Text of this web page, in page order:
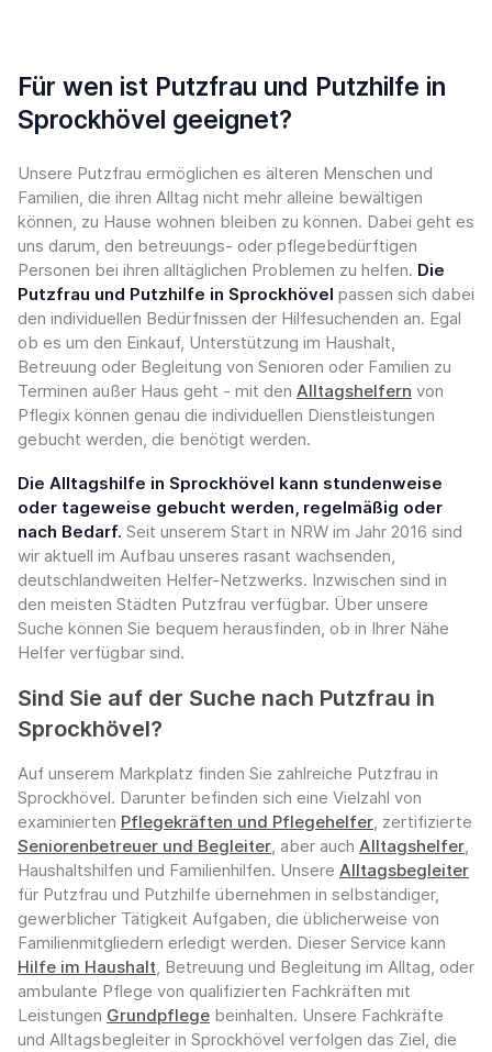
Für wen ist Putzfrau und Putzhilfe in
Sprockhövel geeignet?
Unsere Putzfrau ermöglichen es älteren Menschen und
Familien, die ihren Alltag nicht mehr alleine bewältigen
können, zu Hause wohnen bleiben zu können. Dabei geht es
uns darum, den betreuungs- oder pflegebedürftigen
Personen bei ihren alltäglichen Problemen zu helfen. Die
Putzfrau und Putzhilfe in Sprockhövel passen sich dabei
den individuellen Bedürfnissen der Hilfesuchenden an. Egal
ob es um den Einkauf, Unterstützung im Haushalt,
Betreuung oder Begleitung von Senioren oder Familien zu
Terminen außer Haus geht - mit den Alltagshelfern von
Pflegix können genau die individuellen Dienstleistungen
gebucht werden, die benötigt werden.
Die Alltagshilfe in Sprockhövel kann stundenweise
oder tageweise gebucht werden, regelmäßig oder
nach Bedarf. Seit unserem Start in NRW im Jahr 2016 sind
wir aktuell im Aufbau unseres rasant wachsenden,
deutschlandweiten Helfer-Netzwerks. Inzwischen sind in
den meisten Städten Putzfrau verfügbar. Über unsere
Suche können Sie bequem herausfinden, ob in Ihrer Nähe
Helfer verfügbar sind.
Sind Sie auf der Suche nach Putzfrau in
Sprockhövel?
Auf unserem Markplatz finden Sie zahlreiche Putzfrau in
Sprockhövel. Darunter befinden sich eine Vielzahl von
examinierten Pflegekräften und Pflegehelfer, zertifizierte
Seniorenbetreuer und Begleiter, aber auch Alltagshelfer,
Haushaltshilfen und Familienhilfen. Unsere Alltagsbegleiter
für Putzfrau und Putzhilfe übernehmen in selbständiger,
gewerblicher Tätigkeit Aufgaben, die üblicherweise von
Familienmitgliedern erledigt werden. Dieser Service kann
Hilfe im Haushalt, Betreuung und Begleitung im Alltag, oder
ambulante Pflege von qualifizierten Fachkräften mit
Leistungen Grundpflege beinhalten. Unsere Fachkräfte
und Alltagsbegleiter in Sprockhövel verfolgen das Ziel, die